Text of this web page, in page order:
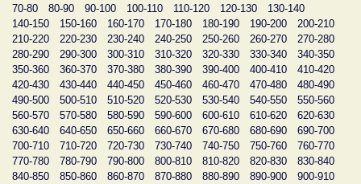
70-80
80-90 90-100 100-110 110-120 120-130
130-140
140-150
150-160 160-170 170-180 180-190 190-200
200-210
210-220
220-230 230-240 240-250 250-260 260-270
270-280
280-290
290-300 300-310 310-320 320-330 330-340
340-350
350-360
360-370 370-380 380-390 390-400 400-410
410-420
420-430
430-440 440-450 450-460 460-470 470-480
480-490
490-500
500-510 510-520 520-530 530-540 540-550
550-560
560-570
570-580 580-590 590-600 600-610 610-620
620-630
630-640
640-650 650-660 660-670 670-680 680-690
690-700
700-710
710-720 720-730 730-740 740-750 750-760
760-770
770-780
780-790 790-800 800-810 810-820 820-830
830-840
840-850
850-860 860-870 870-880 880-890 890-900
900-910